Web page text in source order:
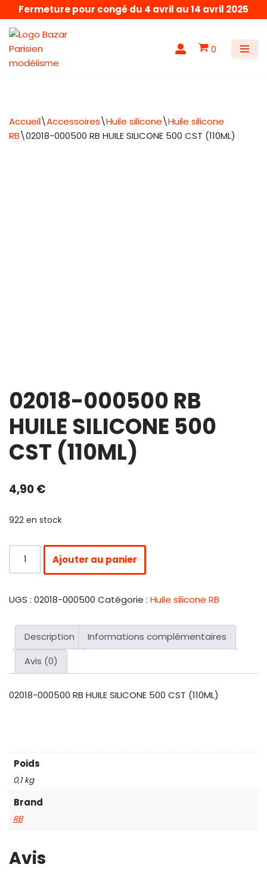
Aller
au
contenu
Fermeture pour congé du 4 avril au 14 avril 2025
0
Accueil\Accessoires\Huile silicone\Huile silicone
RB\02018-000500 RB HUILE SILICONE 500 CST (110ML)
02018-000500 RB
HUILE SILICONE 500
CST (110ML)
4,90€
922 en stock
Ajouter au panier
UGS : 02018-000500 Catégorie : Huile silicone RB
Description
Informations complémentaires
Avis (0)
02018-000500 RB HUILE SILICONE 500 CST (110ML)
Poids
0,1 kg
Brand
RB
Avis